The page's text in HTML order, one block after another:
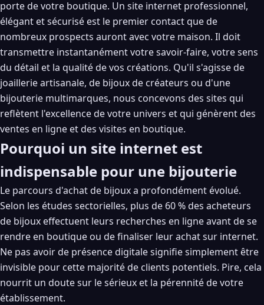
porte de votre boutique. Un site internet professionnel,
élégant et sécurisé est le premier contact que de
nombreux prospects auront avec votre maison. Il doit
transmettre instantanément votre savoir-faire, votre sens
du détail et la qualité de vos créations. Qu'il s'agisse de
joaillerie artisanale, de bijoux de créateurs ou d'une
bijouterie multimarques, nous concevons des sites qui
reflètent l'excellence de votre univers et qui génèrent des
ventes en ligne et des visites en boutique.
Pourquoi un site internet est
indispensable pour une bijouterie
Le parcours d'achat de bijoux a profondément évolué.
Selon les études sectorielles, plus de 60 % des acheteurs
de bijoux effectuent leurs recherches en ligne avant de se
rendre en boutique ou de finaliser leur achat sur internet.
Ne pas avoir de présence digitale signifie simplement être
invisible pour cette majorité de clients potentiels. Pire, cela
nourrit un doute sur le sérieux et la pérennité de votre
établissement.